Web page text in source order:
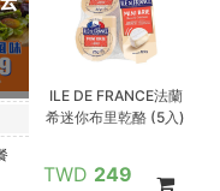
ILE DE FRANCE法蘭
希迷你布里乾酪 (5入)
249